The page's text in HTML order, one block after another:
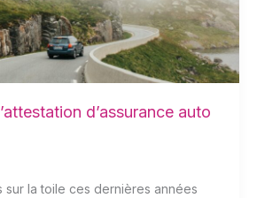
d’assurance auto
sur la toile ces dernières années